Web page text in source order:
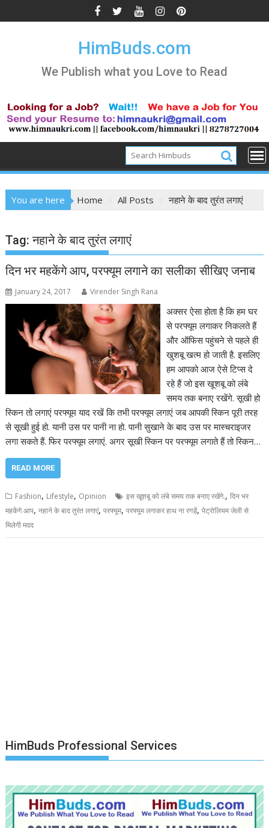
to
HimBuds.com
We Publish what you Love to Read
You are here Home All Posts नहाने के बाद तुरंत लगाएं
Tag:नहाने के बाद तुरंत लगाएं
दिन भर महकेंगे आप, परफ्यूम लगाने का सलीका सीखिए जनाब
January 24, 2017 Virender Singh Rana
अक्‍सर ऐसा होता है कि हम घर
से परफ्यूम लगाकर निकलते हैं
और ऑफिस पहुंचने से पहले ही
खुशबू खत्‍म हो जाती है. इसलिए
हम आपको आज ऐसे टिप्‍स दे
रहे हैं जो इस खूशबू को लंबे
समय तक बनाए रखेंगे. सूखी हो
स्किन तो लगाएं परफ्यूम याद रखें कि तभी परफ्यूम लगाएं जब आपकी स्किन पूरी तरह
से सूखी हुई हो. यानी उस पर पानी ना हो. पानी सुखाने के बाद उस पर मास्‍चराइजर
लगा सकते हैं. फिर परफ्यूम लगाएं. अगर सूखी स्किन पर परफ्यूम लगाते हैं तो स्किन…
READ MORE
Fashion, Lifestyle, Opinion इस खूशबू को लंबे समय तक बनाए रखेंगे.,दिन भर
महकेंगे आप,नहाने के बाद तुरंत लगाएं,परफ्यूम,परफ्यूम लगाकर हाथ ना रगड़ें,पेट्रोलियम जेली से
मिलेगी मदद
HimBuds Professional Services